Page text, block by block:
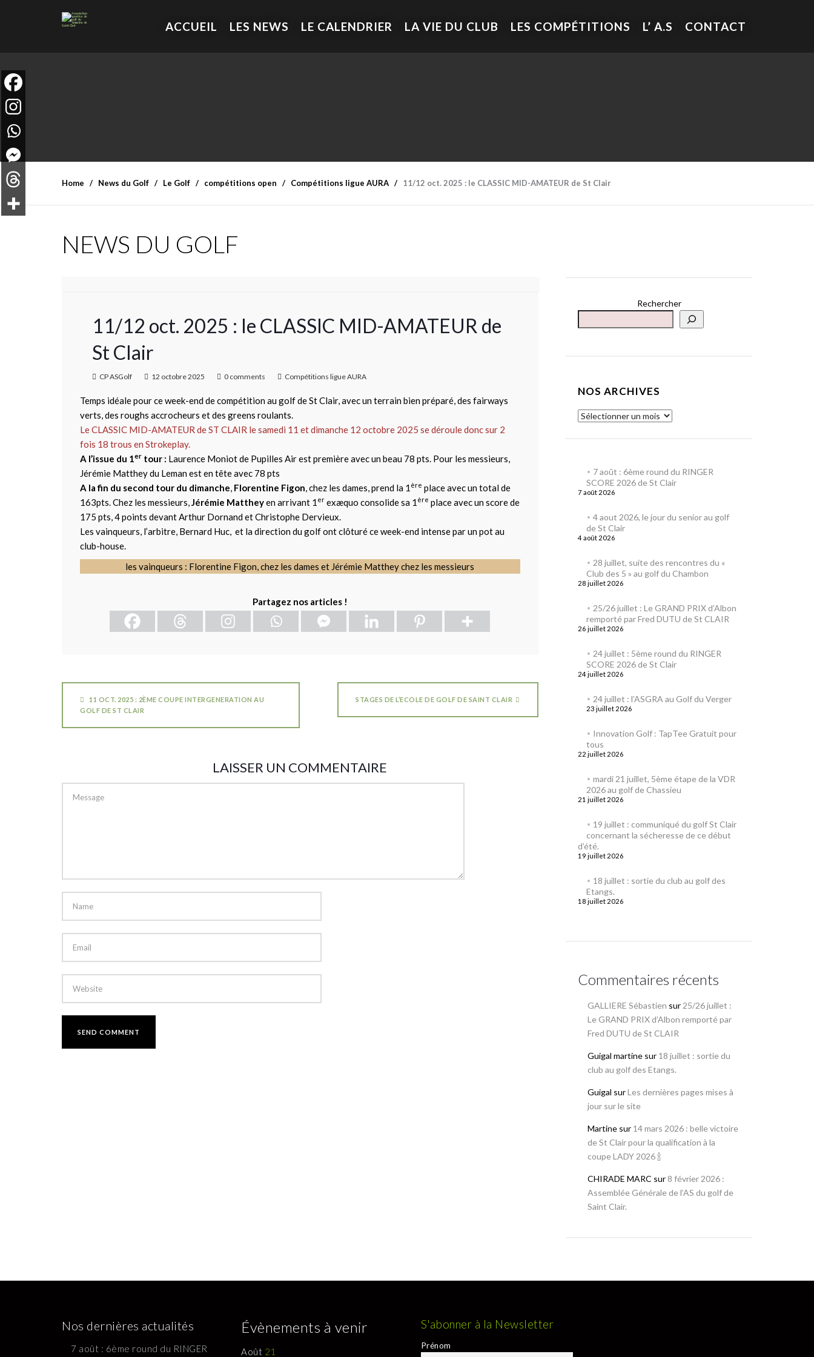
ACCUEIL LES NEWS LE CALENDRIER LA VIE DU CLUB LES COMPÉTITIONS L’ A.S CONTACT
Home News du Golf Le Golf compétitions open Compétitions ligue AURA 11/12 oct. 2025 : le CLASSIC MID-AMATEUR de St Clair
NEWS DU GOLF
11/12 oct. 2025 : le CLASSIC MID-AMATEUR de
St Clair
CP ASGolf 12 octobre 2025 0 comments Compétitions ligue AURA
Temps idéale pour ce week-end de compétition au golf de St Clair, avec un terrain bien préparé, des fairways
verts, des roughs accrocheurs et des greens roulants.
Le CLASSIC MID-AMATEUR de ST CLAIR le samedi 11 et dimanche 12 octobre 2025 se déroule donc sur 2
fois 18 trous en Strokeplay.
A l’issue du 1er tour : Laurence Moniot de Pupilles Air est première avec un beau 78 pts. Pour les messieurs,
Jérémie Matthey du Leman est en tête avec 78 pts
A la fin du second tour du dimanche, Florentine Figon, chez les dames, prend la 1 ère place avec un total de
163pts. Chez les messieurs,Jérémie Mattheyen arrivant 1 er exæquo consolide sa 1 ère place avec un score de
175 pts, 4 points devant Arthur Dornand et Christophe Dervieux.
Les vainqueurs, l’arbitre, Bernard Huc, et la direction du golf ont clôturé ce week-end intense par un pot au
club-house.
les vainqueurs : Florentine Figon, chez les dames et Jérémie Matthey chez les messieurs
Partagez nos articles !
11 OCT. 2025 : 2ÈME COUPE INTERGENERATION AU
GOLF DE ST CLAIR
STAGES DE L’ECOLE DE GOLF DE SAINT CLAIR
LAISSER UN COMMENTAIRE
Rechercher
NOS ARCHIVES
7 août : 6ème round du RINGER
SCORE 2026 de St Clair
7 août 2026
4 aout 2026, le jour du senior au golf
de St Clair
4 août 2026
28 juillet, suite des rencontres du «
Club des 5 » au golf du Chambon
28 juillet 2026
25/26 juillet : Le GRAND PRIX d’Albon
remporté par Fred DUTU de St CLAIR
26 juillet 2026
24 juillet : 5ème round du RINGER
SCORE 2026 de St Clair
24 juillet 2026
24 juillet : l’ASGRA au Golf du Verger
23 juillet 2026
Innovation Golf : TapTee Gratuit pour
tous
22 juillet 2026
mardi 21 juillet, 5ème étape de la VDR
2026 au golf de Chassieu
21 juillet 2026
19 juillet : communiqué du golf St Clair
concernant la sécheresse de ce début
d’été.
19 juillet 2026
18 juillet : sortie du club au golf des
Etangs.
18 juillet 2026
Commentaires récents
GALLIERE Sébastien sur 25/26 juillet :
Le GRAND PRIX d’Albon remporté par
Fred DUTU de St CLAIR
Guigal martine sur 18 juillet : sortie du
club au golf des Etangs.
Guigal surLes dernières pages mises à
jour sur le site
Martine sur 14 mars 2026 : belle victoire
de St Clair pour la qualification à la
coupe LADY 2026 🍾
CHIRADE MARC sur 8 février 2026 :
Assemblée Générale de l’AS du golf de
Saint Clair.
Nos dernières actualités
7 août : 6ème round du RINGER
Évènements à venir
Août 21
S'abonner à la Newsletter
Prénom